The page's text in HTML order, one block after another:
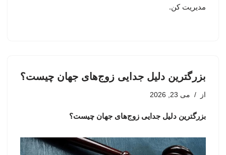
مدیریت کن.
بزرگترین دلیل جدایی زوج‌های جهان چیست؟
از می 23, 2026
بزرگترین دلیل جدایی زوج‌های جهان چیست؟